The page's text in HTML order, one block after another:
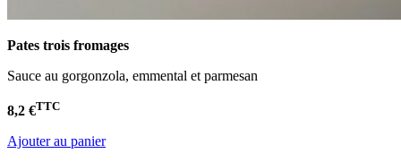
Pates trois fromages
Sauce au gorgonzola, emmental et parmesan
8,2 €TTC
Ajouter au panier